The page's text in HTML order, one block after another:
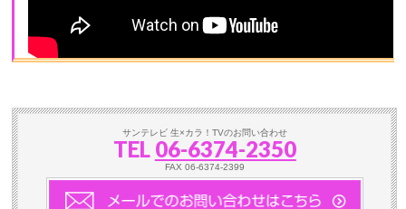
サンテレビ 生×カラ！TVのお問い合わせ
TEL 06-6374-2350
FAX 06-6374-2399